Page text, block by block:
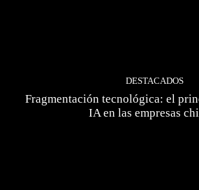
DESTACADOS
Fragmentación tecnológica: el
IA en las empresas